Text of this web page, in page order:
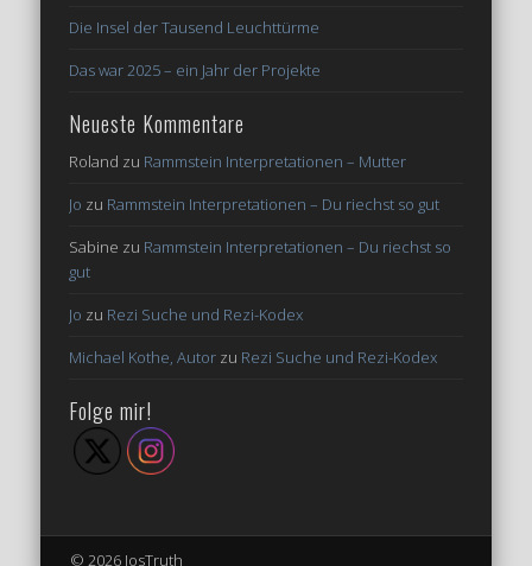
Die Insel der Tausend Leuchttürme
Das war 2025 – ein Jahr der Projekte
Neueste Kommentare
Roland zu Rammstein Interpretationen – Mutter
Jo zu Rammstein Interpretationen – Du riechst so gut
Sabine zu Rammstein Interpretationen – Du riechst so
gut
Jo zu Rezi Suche und Rezi-Kodex
Michael Kothe, Autor zu Rezi Suche und Rezi-Kodex
Folge mir!
© 2026 JosTruth